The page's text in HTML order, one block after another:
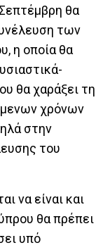
θα
των
η οποία θα
θα χαράξει τη
χρόνων
στην
του
να είναι και
θα πρέπει
υπό